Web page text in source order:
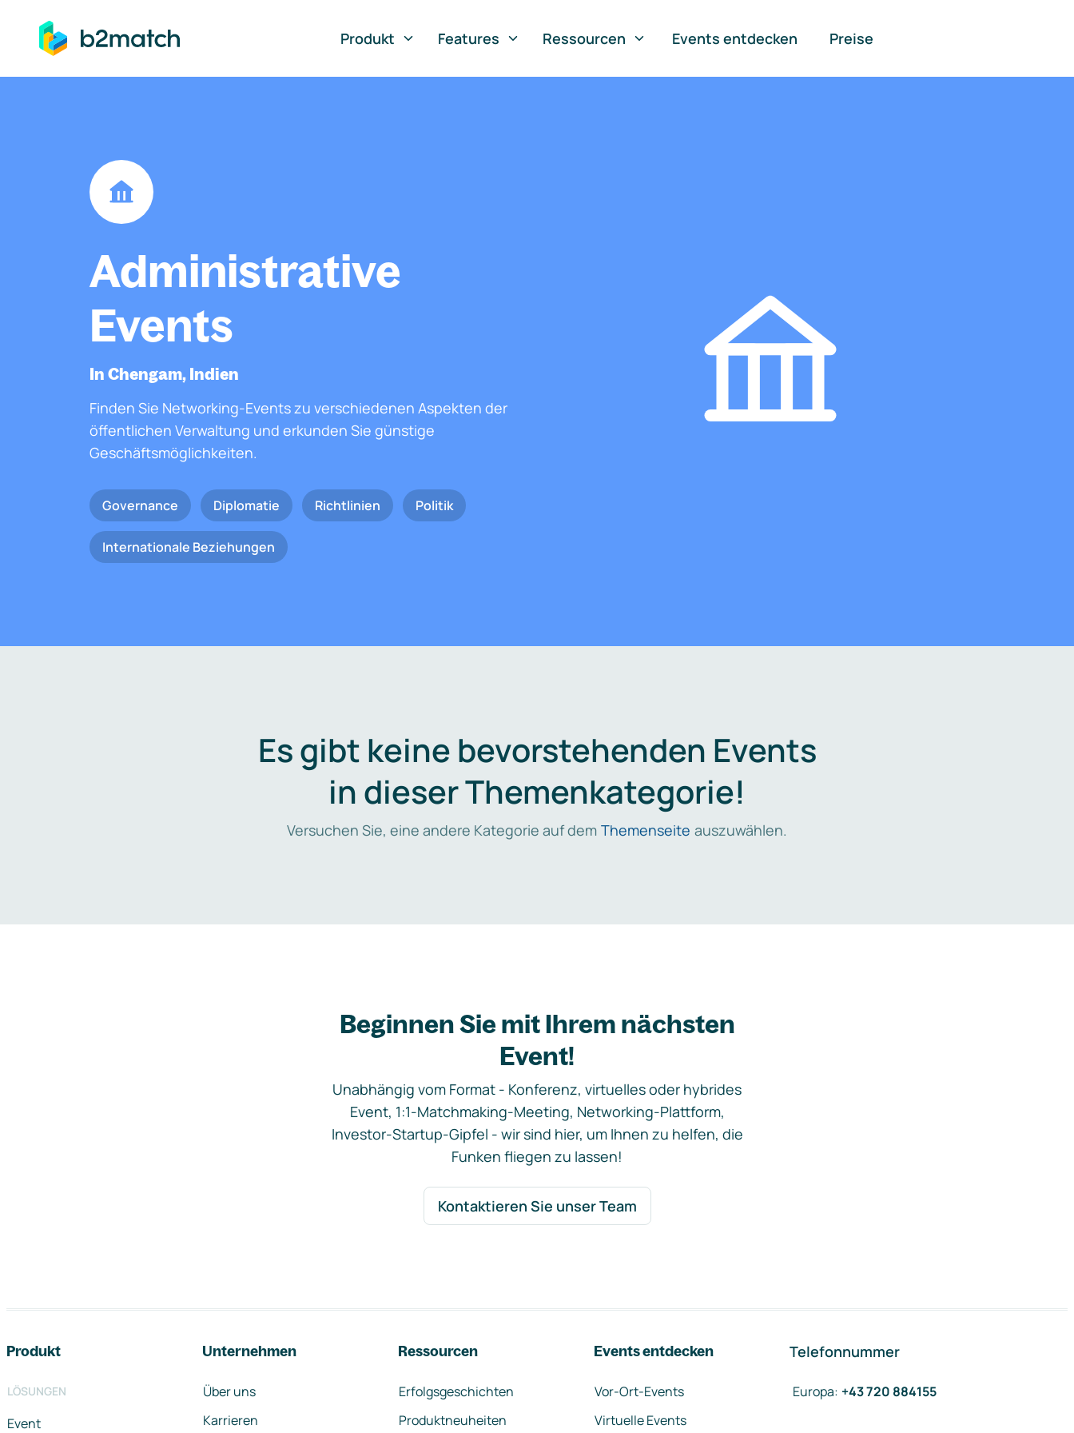
springen
Produkt
Features Ressourcen Events entdecken Preise
Administrative
Events
In Chengam, Indien
Finden Sie Networking-Events zu verschiedenen Aspekten der
öffentlichen Verwaltung und erkunden Sie günstige
Geschäftsmöglichkeiten.
Governance Diplomatie Richtlinien Politik
Internationale Beziehungen
Es gibt keine bevorstehenden Events
in dieser Themenkategorie!
Versuchen Sie, eine andere Kategorie auf dem Themenseite auszuwählen.
Beginnen Sie mit Ihrem nächsten
Event!
Unabhängig vom Format - Konferenz, virtuelles oder hybrides
Event, 1:1-Matchmaking-Meeting, Networking-Plattform,
Investor-Startup-Gipfel - wir sind hier, um Ihnen zu helfen, die
Funken fliegen zu lassen!
Kontaktieren Sie unser Team
Produkt
LÖSUNGEN
Event
Unternehmen
Über uns
Karrieren
Ressourcen
Erfolgsgeschichten
Produktneuheiten
Events entdecken
Vor-Ort-Events
Virtuelle Events
Telefonnummer
Europa: +43 720 884155